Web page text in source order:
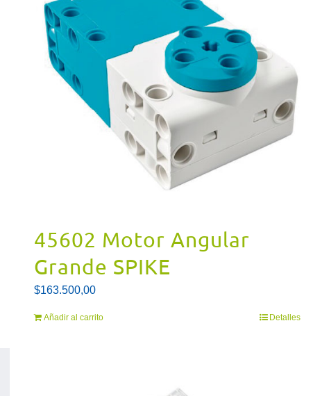
45602 Motor Angular
Grande SPIKE
$163.500,00
Añadir al carrito Detalles